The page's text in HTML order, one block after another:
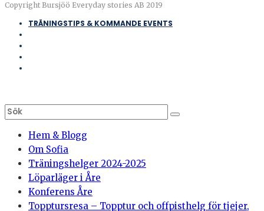
Copyright Bursjöö Everyday stories AB 2019
TRÄNINGSTIPS & KOMMANDE EVENTS
Hem & Blogg
Om Sofia
Träningshelger 2024-2025
Löparläger i Åre
Konferens Åre
Topptursresa – Topptur och offpisthelg för tjejer,